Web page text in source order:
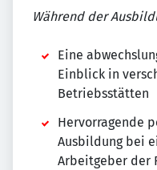
Während der
Eine
Einblick in
Betriebsstätten
Hervorragende
Ausbildung bei
Arbeitgeber der